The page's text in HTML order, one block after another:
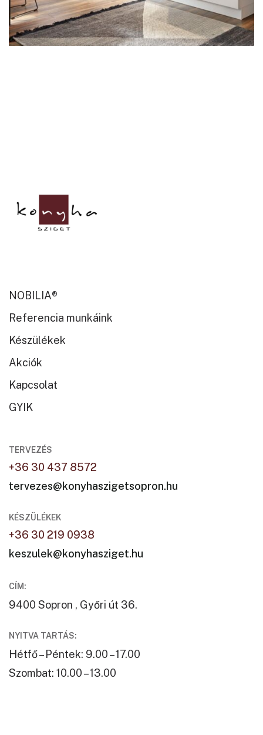
NOBILIA®
Referencia munkáink
Készülékek
Akciók
Kapcsolat
GYIK
TERVEZÉS
+36 30 437 8572
tervezes@konyhaszigetsopron.hu
KÉSZÜLÉKEK
+36 30 219 0938
keszulek@konyhasziget.hu
CÍM:
9400 Sopron , Győri út 36.
NYITVA TARTÁS:
Hétfő – Péntek: 9.00 – 17.00
Szombat: 10.00 – 13.00